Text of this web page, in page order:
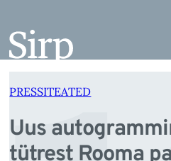
juurde
PRESSITEATED
Uus
tütrest Rooma